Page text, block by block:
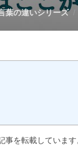
葉の違いシリーズ
事を転載していま